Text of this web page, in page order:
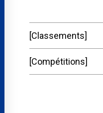
Classements
Compétitions